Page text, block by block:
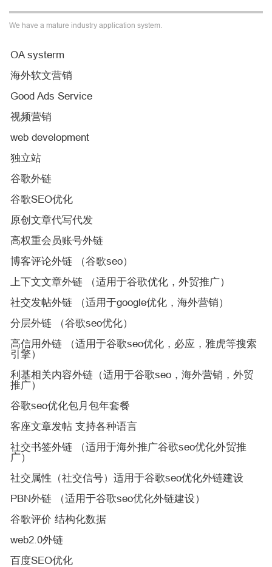
We have a mature industry application system.
OA systerm
海外软文营销
Good Ads Service
视频营销
web development
独立站
谷歌外链
谷歌SEO优化
原创文章代写代发
高权重会员账号外链
博客评论外链 （谷歌seo）
上下文文章外链 （适用于谷歌优化，外贸推广）
社交发帖外链 （适用于google优化，海外营销）
分层外链 （谷歌seo优化）
高信用外链 （适用于谷歌seo优化，必应，雅虎等搜索
引擎）
利基相关内容外链（适用于谷歌seo，海外营销，外贸
推广）
谷歌seo优化包月包年套餐
客座文章发帖 支持各种语言
社交书签外链 （适用于海外推广谷歌seo优化外贸推
广）
社交属性（社交信号）适用于谷歌seo优化外链建设
PBN外链 （适用于谷歌seo优化外链建设）
谷歌评价 结构化数据
web2.0外链
百度SEO优化